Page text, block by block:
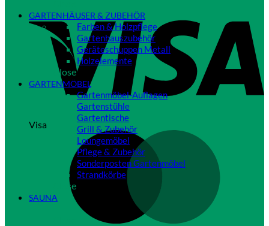
Visa
GARTENHÄUSER & ZUBEHÖR
Farben & Holzpflege
Gartenhauszubehör
Geräteschuppen Metall
Holzelemente
Close
GARTENMÖBEL
Gartenmöbel-Auflagen
Gartenstühle
Gartentische
Grill & Zubehör
Loungemöbel
Pflege & Zubehör
Sonderposten Gartenmöbel
Strandkörbe
Close
SAUNA